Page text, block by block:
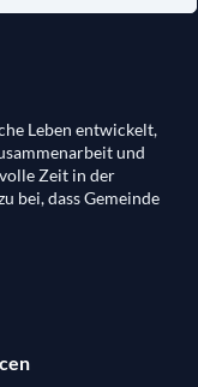
Leben entwickelt,
und
Zeit in der
bei, dass Gemeinde